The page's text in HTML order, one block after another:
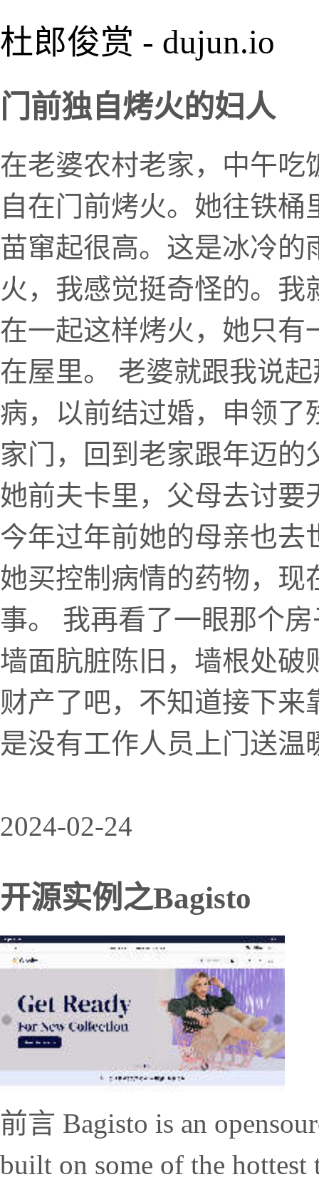
杜郎俊赏 - dujun.io
门前独自烤火的妇人
在老婆农村老家，中午吃
自在门前烤火。她往铁
苗窜起很高。这是冰冷
火，我感觉挺奇怪的。
在一起这样烤火，她只有
在屋里。 老婆就跟我说
病，以前结过婚，申领了
家门，回到老家跟年迈
她前夫卡里，父母去讨
今年过年前她的母亲也去
她买控制病情的药物，
事。 我再看了一眼那个
墙面肮脏陈旧，墙根处破
财产了吧，不知道接下
是没有工作人员上门送温
2024-02-24
开源实例之Bagisto
前言 Bagisto is an
built on some of the hottest